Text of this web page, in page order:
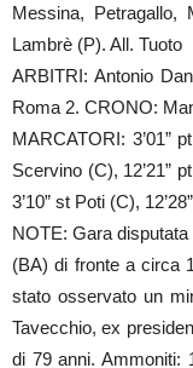
Messina, Petragallo,
Lambrè (P). All. Tuoto
ARBITRI: Antonio
Roma 2. CRONO:
MARCATORI: 3’01”
Scervino (C), 12’21”
3’10” st Poti (C),
NOTE: Gara
(BA) di fronte a circa
stato osservato un
Tavecchio, ex
di 79 anni. Ammoniti: